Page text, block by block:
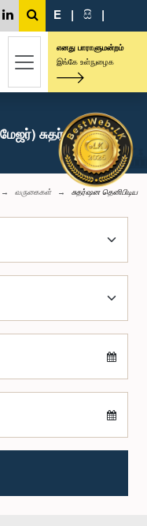
E | සි |
எனது பாராளுமன்றம்
இங்கே உள்நுழைக
சுதர்ஷன
வருகைகள் சுதர்ஷன தெனிபிடிய